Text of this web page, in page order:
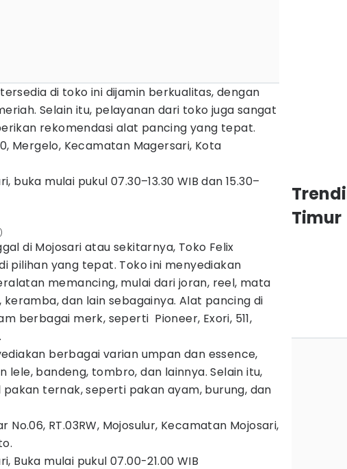
di toko ini dijamin berkualitas, dengan
Selain itu, pelayanan dari toko juga sangat
rekomendasi alat pancing yang tepat.
Mergelo, Kecamatan Magersari, Kota
buka mulai pukul 07.30–13.30 WIB dan 15.30–
di Mojosari atau sekitarnya, Toko Felix
pilihan yang tepat. Toko ini menyediakan
memancing, mulai dari joran, reel, mata
keramba, dan lain sebagainya. Alat pancing di
berbagai merk, seperti Pioneer, Exori, 511,
berbagai varian umpan dan essence,
lele, bandeng, tombro, dan lainnya. Selain itu,
pakan ternak, seperti pakan ayam, burung, dan
No.06, RT.03RW, Mojosulur, Kecamatan Mojosari,
Buka mulai pukul 07.00-21.00 WIB
Timur